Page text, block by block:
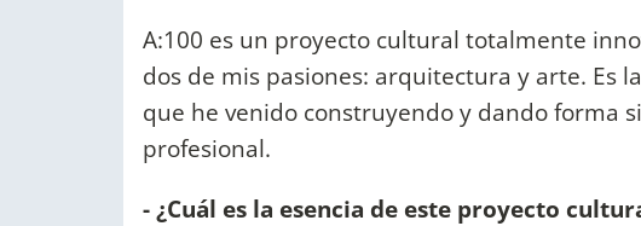
A:100 es un proyecto cultural totalmente
dos de mis pasiones: arquitectura y arte. Es
que he venido construyendo y dando forma
profesional.
- ¿Cuál es la esencia de este proyecto